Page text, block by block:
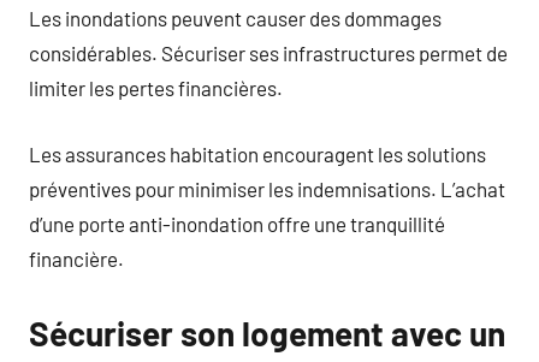
Les inondations peuvent causer des dommages
considérables. Sécuriser ses infrastructures permet de
limiter les pertes financières.
Les assurances habitation encouragent les solutions
préventives pour minimiser les indemnisations. L’achat
d’une porte anti-inondation offre une tranquillité
financière.
Sécuriser son logement avec un